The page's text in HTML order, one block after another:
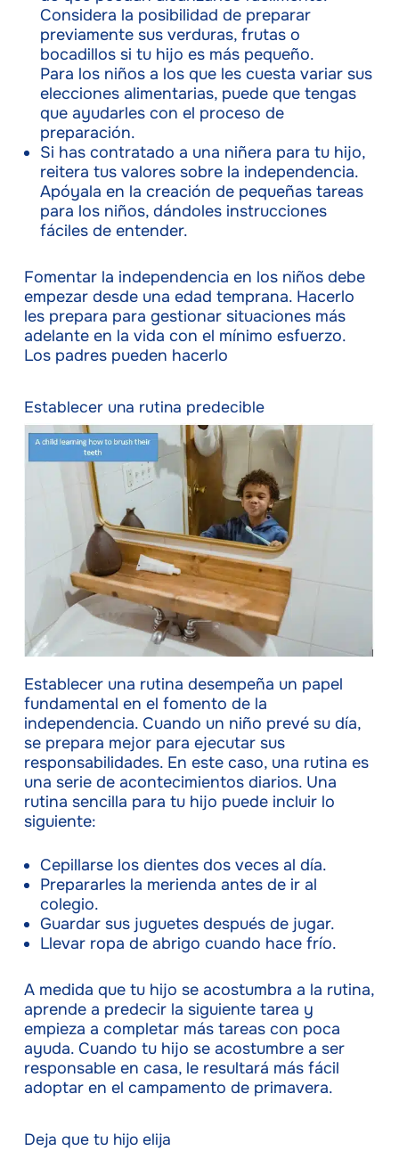
Considera la posibilidad de preparar
previamente sus verduras, frutas o
bocadillos si tu hijo es más pequeño.
Para los niños a los que les cuesta variar sus
elecciones alimentarias, puede que tengas
que ayudarles con el proceso de
preparación.
Si has contratado a una niñera para tu hijo,
reitera tus valores sobre la independencia.
Apóyala en la creación de pequeñas tareas
para los niños, dándoles instrucciones
fáciles de entender.
Fomentar la independencia en los niños debe
empezar desde una edad temprana. Hacerlo
les prepara para gestionar situaciones más
adelante en la vida con el mínimo esfuerzo.
Los padres pueden hacerlo
Establecer una rutina predecible
Establecer una rutina desempeña un papel
fundamental en el fomento de la
independencia. Cuando un niño prevé su día,
se prepara mejor para ejecutar sus
responsabilidades. En este caso, una rutina es
una serie de acontecimientos diarios. Una
rutina sencilla para tu hijo puede incluir lo
siguiente:
Cepillarse los dientes dos veces al día.
Prepararles la merienda antes de ir al
colegio.
Guardar sus juguetes después de jugar.
Llevar ropa de abrigo cuando hace frío.
A medida que tu hijo se acostumbra a la rutina,
aprende a predecir la siguiente tarea y
empieza a completar más tareas con poca
ayuda. Cuando tu hijo se acostumbre a ser
responsable en casa, le resultará más fácil
adoptar en el campamento de primavera.
Deja que tu hijo elija